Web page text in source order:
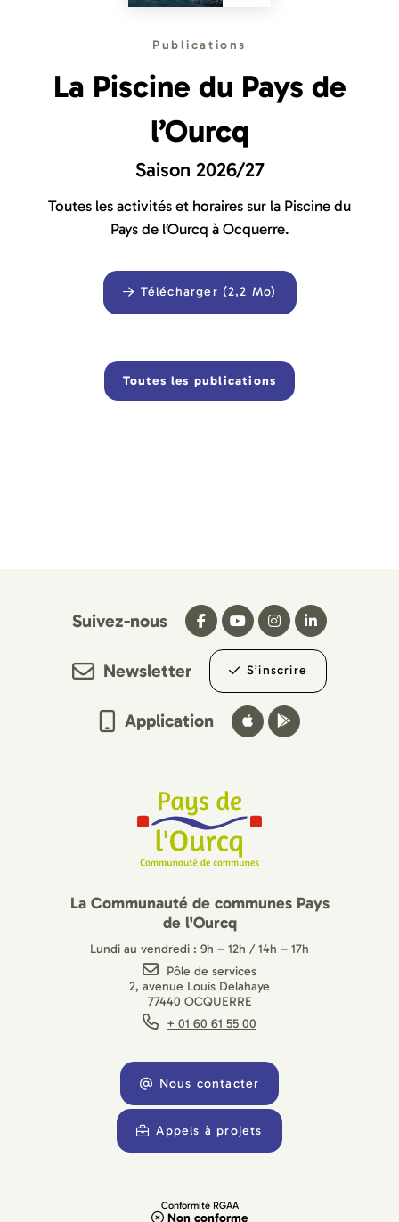
Publications
La Piscine du Pays de
l’Ourcq
Saison 2026/27
Toutes les activités et horaires sur la Piscine du
Pays de l’Ourcq à Ocquerre.
Télécharger (2,2 Mo)
Toutes les publications
Suivez-nous
Newsletter S’inscrire
Application
La Communauté de communes Pays
de l'Ourcq
Lundi au vendredi : 9h – 12h / 14h – 17h
Pôle de services
2, avenue Louis Delahaye
77440 OCQUERRE
+ 01 60 61 55 00
Nous contacter
Appels à projets
Conformité RGAA
Non conforme